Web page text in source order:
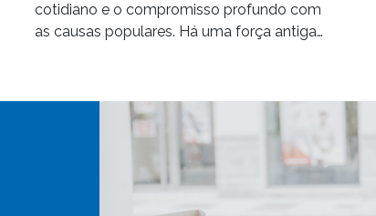
cotidiano e o compromisso profundo com
as causas populares. Há uma força antiga…